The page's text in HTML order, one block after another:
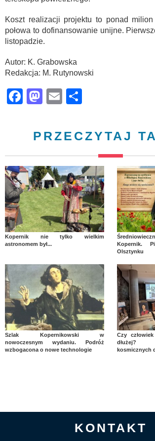
Koszt realizacji projektu to ponad milion
połowa to dofinansowanie unijne.
listopadzie.
Autor: K. Grabowska
Redakcja: M. Rutynowski
Facebook
Mastodon
Email
PRZECZYTAJ
Kopernik nie tylko wielkim
astronomem był...
Kopernik.
Olsztynku
Szlak Kopernikowski w
nowoczesnym wydaniu. Podróż
wzbogacona o nowe technologie
Czy
dłużej?
kosmicznych
KONTAKT